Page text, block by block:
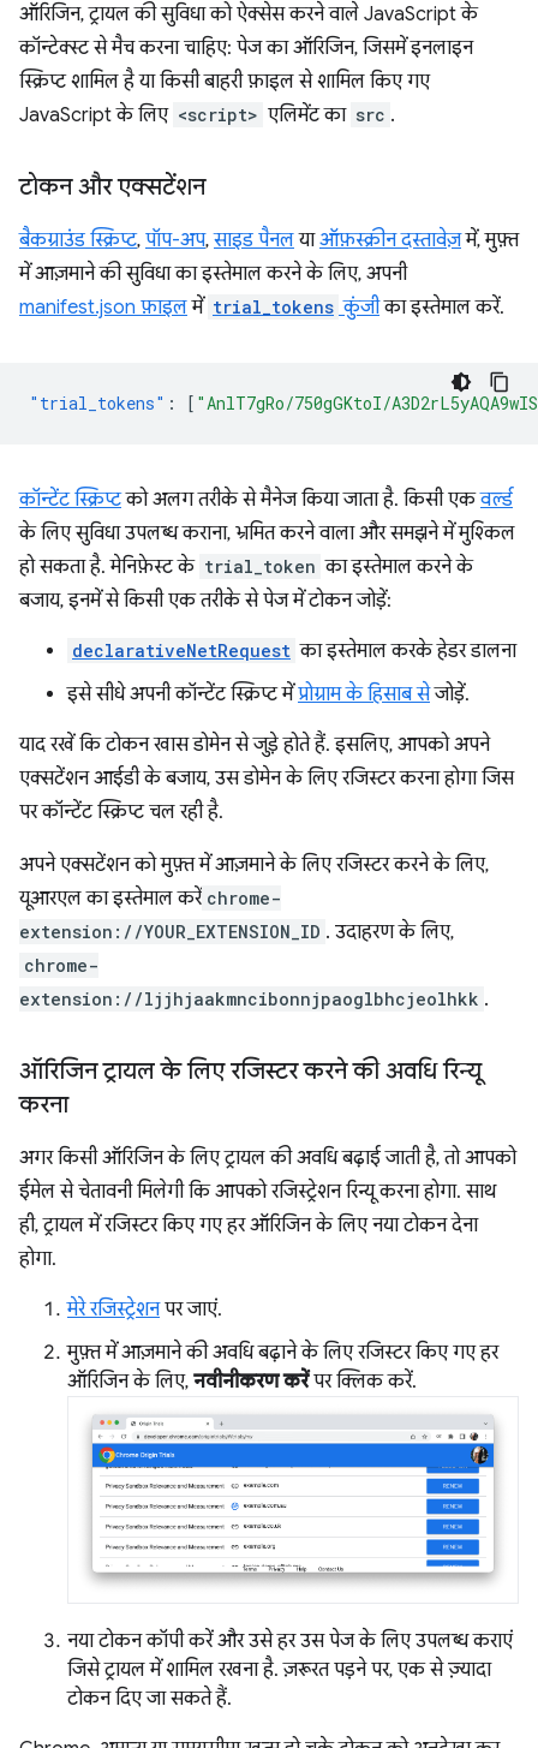
ऑरिजिन, ट्रायल की सुविधा को ऐक्सेस करने वाले JavaScript के
कॉन्टेक्स्ट से मैच करना चाहिए: पेज का ऑरिजिन, जिसमें इनलाइन
स्क्रिप्ट शामिल है या किसी बाहरी फ़ाइल से शामिल किए गए
JavaScript के लिए <script> एलिमेंट का src .
टोकन और एक्सटेंशन
बैकग्राउंड स्क्रिप्ट, पॉप-अप,साइड पैनलयाऑफ़स्क्रीन दस्तावेज़में, मुफ़्त
में आज़माने की सुविधा का इस्तेमाल करने के लिए, अपनी
manifest.json फ़ाइलमें trial_tokens कुंजीका इस्तेमाल करें.
"trial_tokens" : [ "AnlT7gRo/750gGKtoI/
कॉन्टेंट स्क्रिप्टको अलग तरीके से मैनेज किया जाता है. किसी एकवर्ल्ड
के लिए सुविधा उपलब्ध कराना, भ्रमित करने वाला और समझने में मुश्किल
हो सकता है. मेनिफ़ेस्ट के trial_token का इस्तेमाल करने के
बजाय, इनमें से किसी एक तरीके से पेज में टोकन जोड़ें:
declarativeNetRequest का इस्तेमाल करके हेडर डालना
इसे सीधे अपनी कॉन्टेंट स्क्रिप्ट मेंप्रोग्राम के हिसाब सेजोड़ें.
याद रखें कि टोकन खास डोमेन से जुड़े होते हैं. इसलिए, आपको अपने
एक्सटेंशन आईडी के बजाय, उस डोमेन के लिए रजिस्टर करना होगा जिस
पर कॉन्टेंट स्क्रिप्ट चल रही है.
अपने एक्सटेंशन को मुफ़्त में आज़माने के लिए रजिस्टर करने के लिए,
यूआरएल का इस्तेमाल करें chrome-
extension://YOUR_EXTENSION_ID . उदाहरण के लिए,
chrome-
extension://ljjhjaakmncibonnjpaoglbhcjeolhkk .
ऑरिजिन ट्रायल के लिए रजिस्टर करने की अवधि रिन्यू
करना
अगर किसी ऑरिजिन के लिए ट्रायल की अवधि बढ़ाई जाती है, तो आपको
ईमेल से चेतावनी मिलेगी कि आपको रजिस्ट्रेशन रिन्यू करना होगा. साथ
ही, ट्रायल में रजिस्टर किए गए हर ऑरिजिन के लिए नया टोकन देना
होगा.
मेरे रजिस्ट्रेशनपर जाएं.
मुफ़्त में आज़माने की अवधि बढ़ाने के लिए रजिस्टर किए गए हर
ऑरिजिन के लिए, नवीनीकरण करेंपर क्लिक करें.
नया टोकन कॉपी करें और उसे हर उस पेज के लिए उपलब्ध कराएं
जिसे ट्रायल में शामिल रखना है. ज़रूरत पड़ने पर, एक से ज़्यादा
टोकन दिए जा सकते हैं.